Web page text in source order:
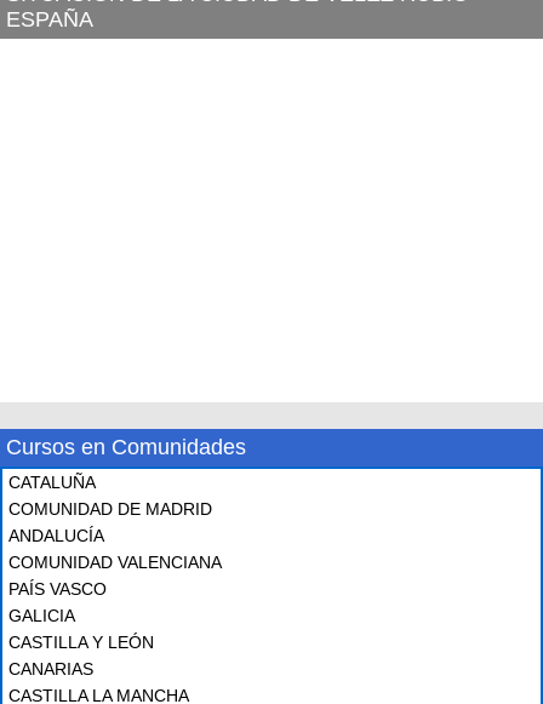
ESPAÑA
Cursos en Comunidades
CATALUÑA
COMUNIDAD DE MADRID
ANDALUCÍA
COMUNIDAD VALENCIANA
PAÍS VASCO
GALICIA
CASTILLA Y LEÓN
CANARIAS
CASTILLA LA MANCHA